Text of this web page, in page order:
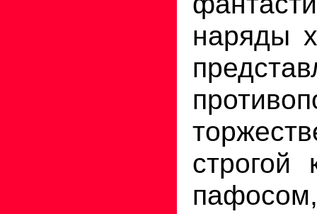
наряды